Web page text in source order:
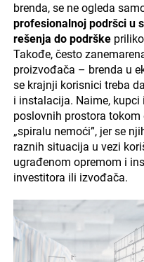
brenda, se ne ogleda
profesionalnoj podršci u
rešenja do podrške
Takođe, često
proizvođača – brenda u
se krajnji korisnici treba
i instalacija. Naime,
poslovnih prostora
„spiralu nemoći”, jer se
raznih situacija u vezi
ugrađenom opremom i
investitora ili izvođača.